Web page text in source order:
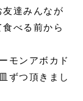
達みんなが
べる前から
モンアボカド
ずつ頂きまし